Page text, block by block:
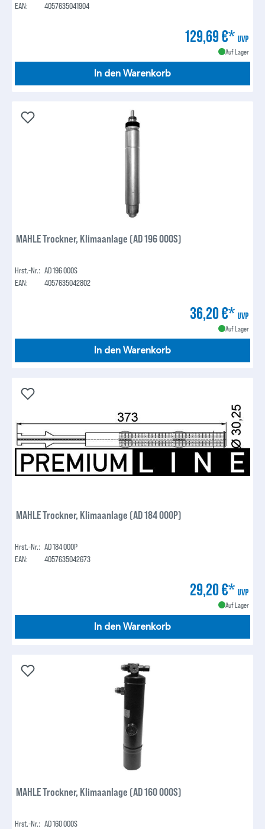
EAN:
4057635041904
129,69 €* UVP
Auf Lager
In den Warenkorb
MAHLE Trockner, Klimaanlage (AD 196 000S)
Hrst.-Nr.: AD 196 000S
EAN:
4057635042802
36,20 €* UVP
Auf Lager
In den Warenkorb
MAHLE Trockner, Klimaanlage (AD 184 000P)
Hrst.-Nr.: AD 184 000P
EAN:
4057635042673
29,20 €* UVP
Auf Lager
In den Warenkorb
MAHLE Trockner, Klimaanlage (AD 160 000S)
Hrst.-Nr.: AD 160 000S